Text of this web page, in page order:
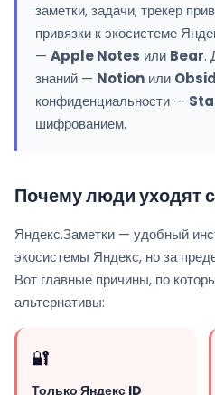
заметки, задачи, трекер
привязки к экосистеме
— Apple Notes или Bear.
знаний — Notion или
конфиденциальности —
шифрованием.
Почему люди уходят
Яндекс.Заметки — удобный
экосистемы Яндекс, но за
Вот главные причины, по
альтернативы:
🔐
Только Яндекс ID